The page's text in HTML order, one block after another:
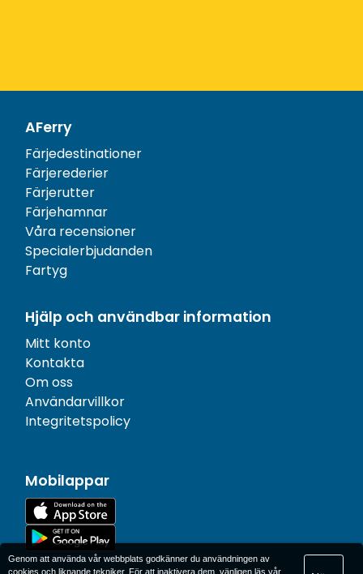
AFerry
Färjedestinationer
Färjerederier
Färjerutter
Färjehamnar
Våra recensioner
Specialerbjudanden
Fartyg
Hjälp och användbar information
Mitt konto
Kontakta
Om oss
Användarvillkor
Integritetspolicy
Mobilappar
Genom att använda vår webbplats godkänner du användningen av
cookies och liknande tekniker. För att inaktivera dem, vänligen läs vår